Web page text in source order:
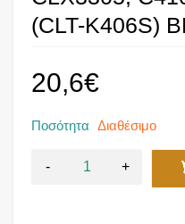
(CLT-K406S)
20,6€
Ποσότητα Διαθέσιμο